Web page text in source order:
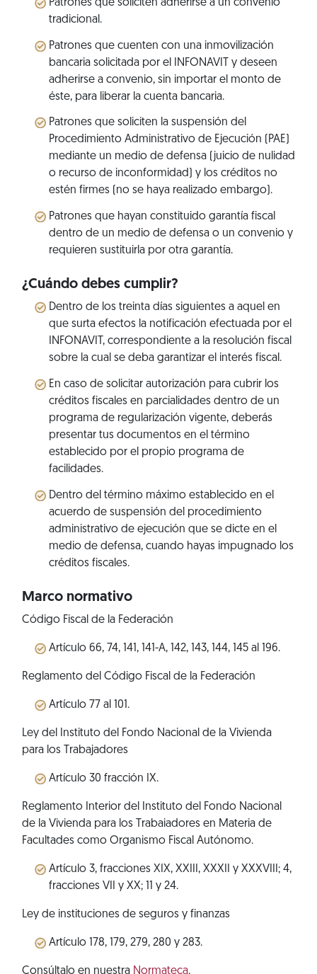
Patrones que soliciten adherirse a un convenio
tradicional.
Patrones que cuenten con una inmovilización
bancaria solicitada por el INFONAVIT y deseen
adherirse a convenio, sin importar el monto de
éste, para liberar la cuenta bancaria.
Patrones que soliciten la suspensión del
Procedimiento Administrativo de Ejecución (PAE)
mediante un medio de defensa (juicio de nulidad
o recurso de inconformidad) y los créditos no
estén firmes (no se haya realizado embargo).
Patrones que hayan constituido garantía fiscal
dentro de un medio de defensa o un convenio y
requieren sustituirla por otra garantía.
¿Cuándo debes cumplir?
Dentro de los treinta días siguientes a aquel en
que surta efectos la notificación efectuada por el
INFONAVIT, correspondiente a la resolución fiscal
sobre la cual se deba garantizar el interés fiscal.
En caso de solicitar autorización para cubrir los
créditos fiscales en parcialidades dentro de un
programa de regularización vigente, deberás
presentar tus documentos en el término
establecido por el propio programa de
facilidades.
Dentro del término máximo establecido en el
acuerdo de suspensión del procedimiento
administrativo de ejecución que se dicte en el
medio de defensa, cuando hayas impugnado los
créditos fiscales.
Marco normativo
Código Fiscal de la Federación
Artículo 66, 74, 141, 141-A, 142, 143, 144, 145 al 196.
Reglamento del Código Fiscal de la Federación
Artículo 77 al 101.
Ley del Instituto del Fondo Nacional de la Vivienda
para los Trabajadores
Artículo 30 fracción IX.
Reglamento Interior del Instituto del Fondo Nacional
de la Vivienda para los Trabaiadores en Materia de
Facultades como Organismo Fiscal Autónomo.
Artículo 3, fracciones XIX, XXIII, XXXII y XXXVIII; 4,
fracciones VII y XX; 11 y 24.
Ley de instituciones de seguros y finanzas
Artículo 178, 179, 279, 280 y 283.
Consúltalo en nuestra Normateca.